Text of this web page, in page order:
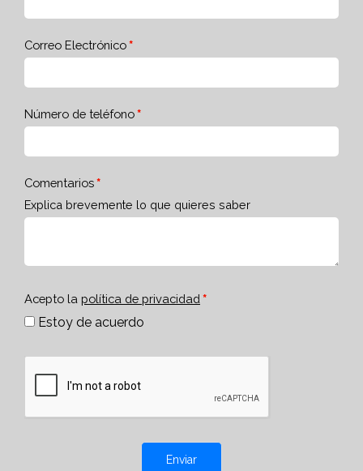
Correo Electrónico
Número de teléfono
Comentarios
Explica brevemente lo que quieres saber
Acepto la política de privacidad
Estoy de acuerdo
Enviar